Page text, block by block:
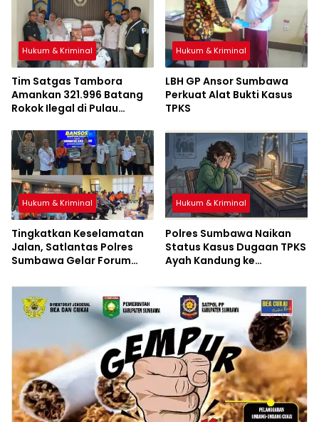
Hukum & Kriminal
Tim Satgas Tambora
Amankan 321.996 Batang
Rokok Ilegal di Pulau
Hukum & Kriminal
LBH GP Ansor Sumbawa
Perkuat Alat Bukti Kasus
TPKS
Hukum & Kriminal
Tingkatkan Keselamatan
Jalan, Satlantas Polres
Sumbawa Gelar Forum
Bagikan Bansos
Hukum & Kriminal
Polres Sumbawa Naikan
Status Kasus Dugaan TPKS
Ayah Kandung ke